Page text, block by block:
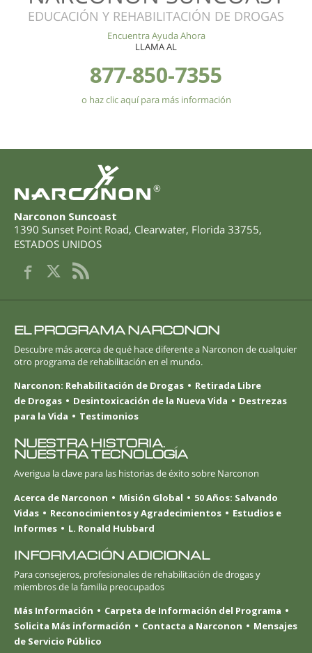
EDUCACIÓN Y REHABILITACIÓN DE DROGAS
Encuentra Ayuda Ahora
LLAMA AL
877-850-7355
o haz clic aquí para más información
®
Narconon Suncoast
1390 Sunset Point Road, Clearwater, Florida 33755,
ESTADOS UNIDOS
EL PROGRAMA NARCONON
Descubre más acerca de qué hace diferente a Narconon de cualquier
otro programa de rehabilitación en el mundo.
Narconon: Rehabilitación de Drogas
Retirada Libre
de Drogas
Desintoxicación de la Nueva Vida
Destrezas
para la Vida
Testimonios
NUESTRA HISTORIA.
NUESTRA TECNOLOGÍA
Averigua la clave para las historias de éxito sobre Narconon
Acerca de Narconon
Misión Global
50 Años: Salvando
Vidas
Reconocimientos y Agradecimientos
Estudios e
Informes
L. Ronald Hubbard
INFORMACIÓN ADICIONAL
Para consejeros, profesionales de rehabilitación de drogas y
miembros de la familia preocupados
Más Información
Carpeta de Información del Programa
Solicita Más información
Contacta a Narconon
Mensajes
de Servicio Público